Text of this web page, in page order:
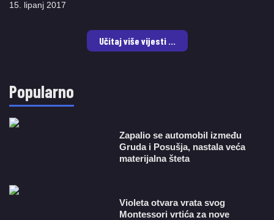
15. lipanj 2017
Učitaj više vijesti ...
Popularno
Zapalio se automobil između
Gruda i Posušja, nastala veća
materijalna šteta
Violeta otvara vrata svog
Montessori vrtića za nove